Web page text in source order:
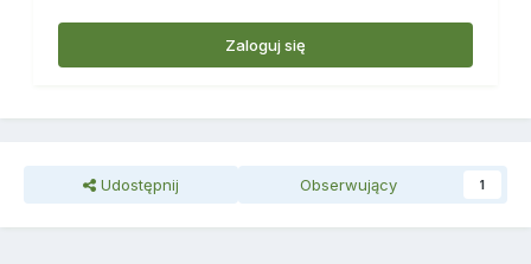
Zaloguj się
Udostępnij Obserwujący 1